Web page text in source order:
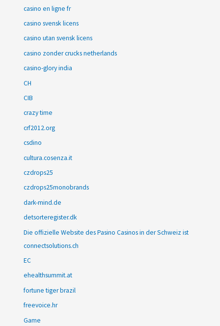
casino en ligne fr
casino svensk licens
casino utan svensk licens
casino zonder crucks netherlands
casino-glory india
CH
CIB
crazy time
crf2012.org
csdino
cultura.cosenza.it
czdrops25
czdrops25monobrands
dark-mind.de
detsorteregister.dk
Die offizielle Website des Pasino Casinos in der Schweiz ist
connectsolutions.ch
EC
ehealthsummit.at
fortune tiger brazil
freevoice.hr
Game